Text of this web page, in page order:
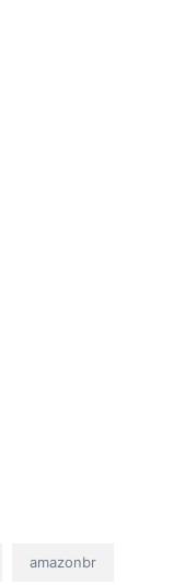
amazonbr